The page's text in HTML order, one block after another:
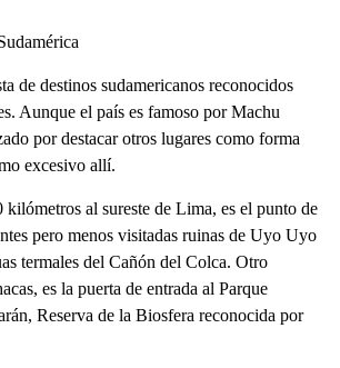
de destinos sudamericanos reconocidos
Aunque el país es famoso por Machu
por destacar otros lugares como forma
excesivo allí.
kilómetros al sureste de Lima, es el punto de
pero menos visitadas ruinas de Uyo Uyo
termales del Cañón del Colca. Otro
es la puerta de entrada al Parque
Reserva de la Biosfera reconocida por